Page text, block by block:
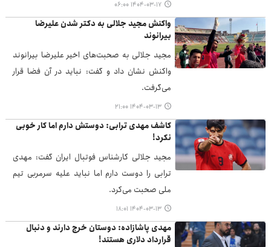
۱۴۰۴-۰۳-۱۷ ۰۶:۰۰
واکنش مجید جلالی به دکتر شدن علیرضا
بیرانوند
مجید جلالی به صحبت‌های اخیر علیرضا بیرانوند
واکنش نشان داد و گفت: نباید در آن فضا قرار
می‌گرفت.
۱۴۰۴-۰۳-۱۳ ۲۱:۰۰
کاشف مهدی ترابی: دوستش دارم اما کار خوبی
نکرد!
مجید جلالی کارشناس فوتبال ایران گفت: مهدی
ترابی را دوست دارم اما نباید علیه سرمربی تیم
ملی صحبت می‌کرد.
۱۴۰۴-۰۳-۱۳ ۱۸:۰۱
مهدی پاشازاده: دوستان خرج دارند و دنبال
قرارداد دلاری هستند!